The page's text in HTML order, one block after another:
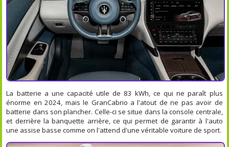
La batterie a une capacité utile de 83 kWh, ce qui ne paraît plus
énorme en 2024, mais le GranCabrio a l'atout de ne pas avoir de
batterie dans son plancher. Celle-ci se situe dans la console centrale,
et derrière la banquette arrière, ce qui permet de garantir à l'auto
une assise basse comme on l'attend d'une véritable voiture de sport.